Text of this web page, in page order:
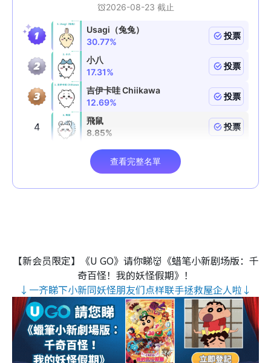
【新会员限定】《U GO》请你睇👹《蜡笔小新剧场版：千
奇百怪！我的妖怪假期》！
↓一齐睇下小新同妖怪朋友们点样联手拯救屋企人啦↓